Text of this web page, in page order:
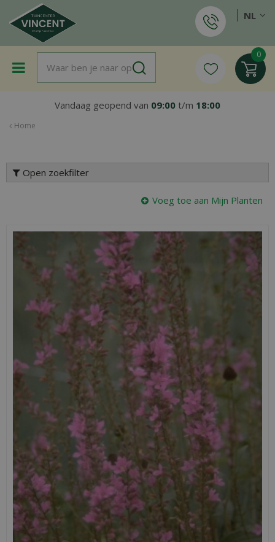
a
Home
Vandaag geopend van 09:00 t/m 18:00
NL
Open zoekfilter
Voeg toe aan Mijn Planten